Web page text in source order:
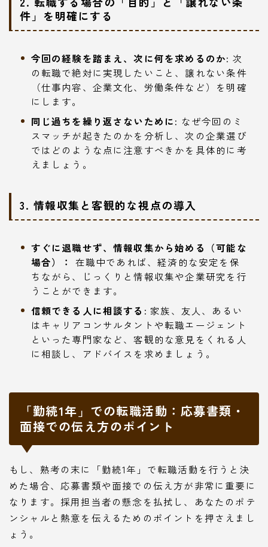
件」を明確にする
今回の経験を踏まえ、次に何を求めるのか: 次
の転職で絶対に実現したいこと、譲れない条件
（仕事内容、企業文化、労働条件など）を明確
にします。
同じ過ちを繰り返さないために: なぜ今回のミ
スマッチが起きたのかを分析し、次の企業選び
ではどのような点に注意すべきかを具体的に考
えましょう。
3. 情報収集と客観的な視点の導入
すぐに退職せず、情報収集から始める（可能な
場合）：
在職中であれば、経済的な安定を保
ちながら、じっくりと情報収集や企業研究を行
うことができます。
信頼できる人に相談する: 家族、友人、あるい
はキャリアコンサルタントや転職エージェント
といった専門家など、客観的な意見をくれる人
に相談し、アドバイスを求めましょう。
「勤続1年」での転職活動：応募書類・
面接での伝え方のポイント
もし、熟考の末に「勤続1年」で転職活動を行うと決
めた場合、応募書類や面接での伝え方が非常に重要に
なります。採用担当者の懸念を払拭し、あなたのポテ
ンシャルと熱意を伝えるためのポイントを押さえまし
ょう。